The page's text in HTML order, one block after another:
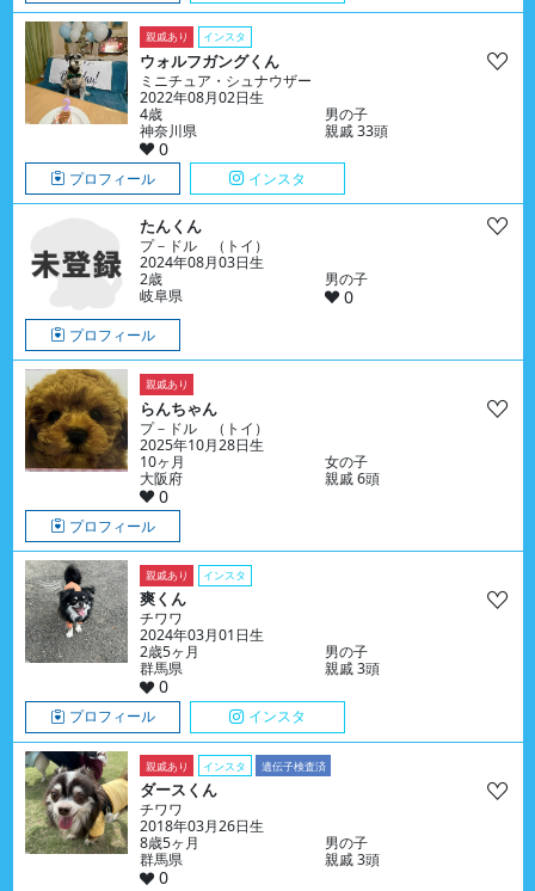
親戚あり インスタ
ウォルフガングくん
ミニチュア・シュナウザー
2022年08月02日生
4歳
男の子
神奈川県
親戚 33頭
0
プロフィール インスタ
たんくん
プ－ドル （トイ）
2024年08月03日生
2歳
男の子
岐阜県
0
プロフィール
親戚あり
らんちゃん
プ－ドル （トイ）
2025年10月28日生
10ヶ月
女の子
大阪府
親戚 6頭
0
プロフィール
親戚あり インスタ
爽くん
チワワ
2024年03月01日生
2歳5ヶ月
男の子
群馬県
親戚 3頭
0
プロフィール インスタ
親戚あり インスタ 遺伝子検査済
ダースくん
チワワ
2018年03月26日生
8歳5ヶ月
男の子
群馬県
親戚 3頭
0